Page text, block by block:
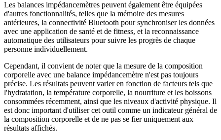
Les balances impédancemètres peuvent également être équipées
d'autres fonctionnalités, telles que la mémoire des mesures
antérieures, la connectivité Bluetooth pour synchroniser les données
avec une application de santé et de fitness, et la reconnaissance
automatique des utilisateurs pour suivre les progrès de chaque
personne individuellement.
Cependant, il convient de noter que la mesure de la composition
corporelle avec une balance impédancemètre n'est pas toujours
précise. Les résultats peuvent varier en fonction de facteurs tels que
l'hydratation, la température corporelle, la nourriture et les boissons
consommées récemment, ainsi que les niveaux d'activité physique. Il
est donc important d'utiliser cet outil comme un indicateur général de
la composition corporelle et de ne pas se fier uniquement aux
résultats affichés.